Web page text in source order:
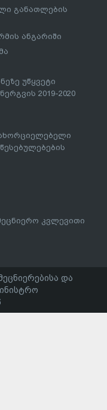
განათლების
ანგარიში
უწყვეტი
2019-2020
კვლევითი
და